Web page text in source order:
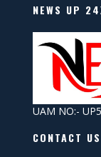
NEWS UP
UAM NO:-
CONTACT US